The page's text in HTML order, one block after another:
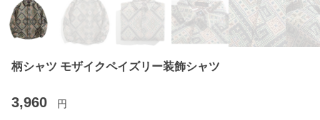
柄シャツ モザイクペイズリー装飾シャツ
3,960 円